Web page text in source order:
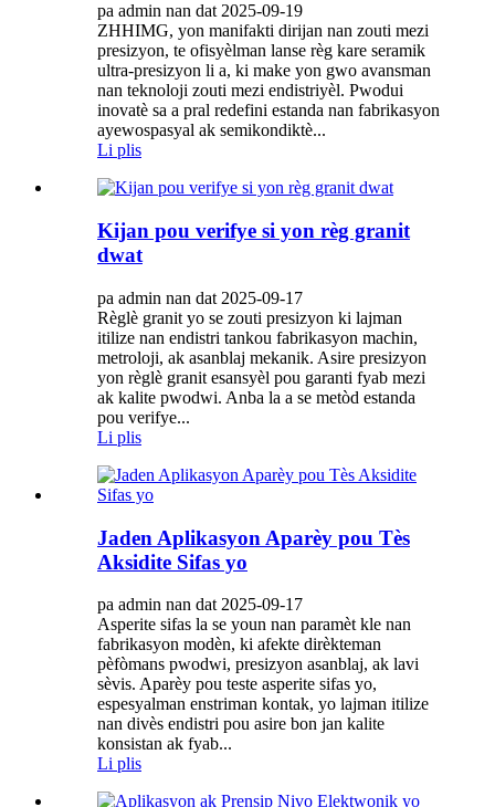
pa admin nan dat 2025-09-19
ZHHIMG, yon manifakti dirijan nan zouti mezi
presizyon, te ofisyèlman lanse règ kare seramik
ultra-presizyon li a, ki make yon gwo avansman
nan teknoloji zouti mezi endistriyèl. Pwodui
inovatè sa a pral redefini estanda nan fabrikasyon
ayewospasyal ak semikondiktè...
Li plis
Kijan pou verifye si yon règ granit
dwat
pa admin nan dat 2025-09-17
Règlè granit yo se zouti presizyon ki lajman
itilize nan endistri tankou fabrikasyon machin,
metroloji, ak asanblaj mekanik. Asire presizyon
yon règlè granit esansyèl pou garanti fyab mezi
ak kalite pwodwi. Anba la a se metòd estanda
pou verifye...
Li plis
Jaden Aplikasyon Aparèy pou Tès
Aksidite Sifas yo
pa admin nan dat 2025-09-17
Asperite sifas la se youn nan paramèt kle nan
fabrikasyon modèn, ki afekte dirèkteman
pèfòmans pwodwi, presizyon asanblaj, ak lavi
sèvis. Aparèy pou teste asperite sifas yo,
espesyalman enstriman kontak, yo lajman itilize
nan divès endistri pou asire bon jan kalite
konsistan ak fyab...
Li plis